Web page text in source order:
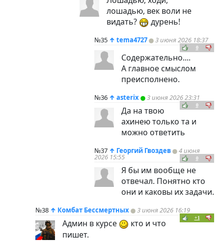
лошадью, век воли не
видать?
дурень!
№35 ↑ tema4727 3 июня 2026 18:37
0
Содержательно....
А главное смыслом
преисполнено.
№36 ↑ asterix 3 июня 2026 23:31
0
Да на твою
ахинею только та и
можно ответить
№37 ↑ Георгий Гвоздев 4 июня
2026 15:55 0
Я бы им вообще не
отвечал. Понятно кто
они и каковы их задачи.
№38 ↑ Комбат Бессмертных 3 июня 2026 16:19
+1
Админ в курсе
кто и что
пишет.